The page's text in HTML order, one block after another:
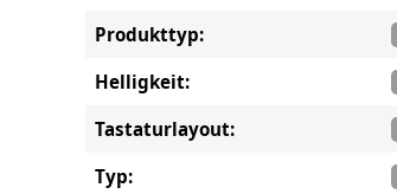
Produkttyp:
Helligkeit:
Tastaturlayout:
Typ: